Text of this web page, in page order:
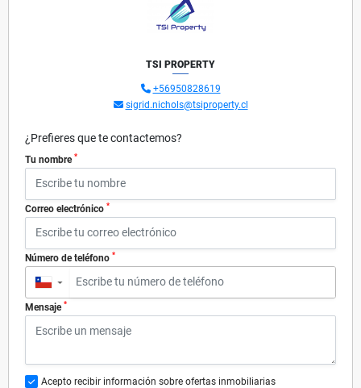
TSI PROPERTY
+56950828619
sigrid.nichols@tsiproperty.cl
¿Prefieres que te contactemos?
Tu nombre *
Correo electrónico *
Número de teléfono *
▼
Mensaje *
Acepto recibir información sobre ofertas inmobiliarias